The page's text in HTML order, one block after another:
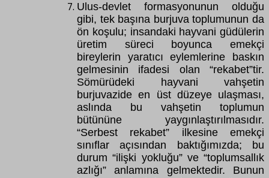
Ulus-devlet formasyonunun olduğu
gibi, tek başına burjuva toplumunun da
ön koşulu; insandaki hayvani güdülerin
üretim süreci boyunca emekçi
bireylerin yaratıcı eylemlerine baskın
gelmesinin ifadesi olan “rekabet”tir.
Sömürüdeki hayvani vahşetin
burjuvazide en üst düzeye ulaşması,
aslında bu vahşetin toplumun
bütününe yaygınlaştırılmasıdır.
“Serbest rekabet” ilkesine emekçi
sınıflar açısından baktığımızda; bu
durum “ilişki yokluğu” ve “toplumsallık
azlığı” anlamına gelmektedir. Bunun